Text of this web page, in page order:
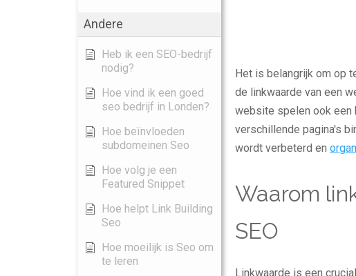
Andere
Heb ik een SEO-bedrijf
nodig?
Hoe vind ik een goed
seo bedrijf in Londen?
Hoe beïnvloeden
subdomeinen Seo
Hoe volg je een
Featured Snippet
Hoe helpt Link Building
Seo
Hoe moeilijk is Seo om
te leren
Het is belangrijk om op
de linkwaarde van een
website spelen ook een
verschillende pagina's
wordt verbeterd en
Waarom
SEO
Linkwaarde is een